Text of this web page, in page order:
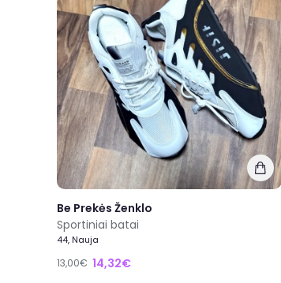
Be Prekės Ženklo
Sportiniai batai
44, Nauja
13,00€ 14,32€